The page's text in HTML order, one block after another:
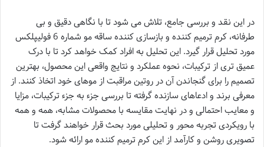
در این نقد و بررسی جامع، تلاش می شود تا با نگاهی دقیق و بی
طرفانه، کرم ترمیم کننده و بازسازی کننده ساقه مو شماره 6 فولیپلکس
مورد تحلیل قرار گیرد. این تحلیل به افراد کمک خواهد کرد تا با درک
عمیق تری از ترکیبات، نحوه عملکرد و نتایج واقعی این محصول، بهترین
تصمیم را برای گنجاندن آن در روتین مراقبت از موهای خود اتخاذ کنند. از
معرفی برند و ادعاهای سازنده گرفته تا بررسی جزء به جزء ترکیبات، مزایا
و معایب احتمالی و در نهایت مقایسه با محصولات مشابه، همه و همه
با رویکردی تجربه محور و تحلیلی مورد بحث قرار خواهند گرفت تا
تصویری روشن و کارآمد از این کرم ترمیم کننده مو ارائه شود.